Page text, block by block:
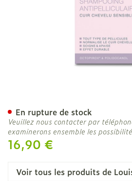
16,90 €
En rupture de stock
Veuillez nous contacter par
examinerons ensemble les
Voir tous les produits de